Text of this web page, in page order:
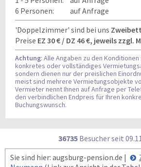
6 Personen:
auf Anfrage
'Doppelzimmer' sind bei uns
Preise EZ 30 € / DZ 46 €, jeweils zzgl.
Achtung: Alle Angaben zu den
konkretes oder vollständiges
sondern dienen nur der preislichen
meist sind mehrere Vermietungsobjekte
Vermieter nennt Ihnen auf Anfrage per
den verbindlichen Endpreis für Ihren
Buchungswunsch.
36735 Besucher seit 09.1
Sie sind hier: augsburg-pension.de |